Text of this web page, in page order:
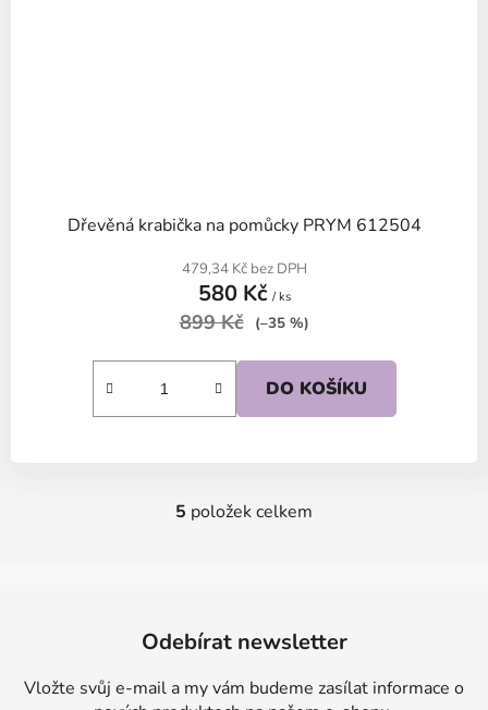
Dřevěná krabička na pomůcky PRYM 612504
479,34 Kč bez DPH
580 Kč / ks
899 Kč (–35 %)
DO KOŠÍKU
O
a
í
5 položek celkem
Odebírat newsletter
Vložte svůj e-mail a my vám budeme zasílat informace o